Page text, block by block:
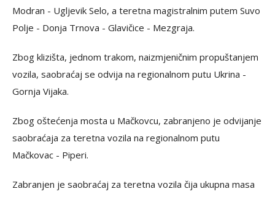
Modran - Ugljevik Selo, a teretna magistralnim putem Suvo
Polje - Donja Trnova - Glavičice - Mezgraja.
Zbog klizišta, jednom trakom, naizmjeničnim propuštanjem
vozila, saobraćaj se odvija na regionalnom putu Ukrina -
Gornja Vijaka.
Zbog oštećenja mosta u Mačkovcu, zabranjeno je odvijanje
saobraćaja za teretna vozila na regionalnom putu
Mačkovac - Piperi.
Zabranjen je saobraćaj za teretna vozila čija ukupna masa